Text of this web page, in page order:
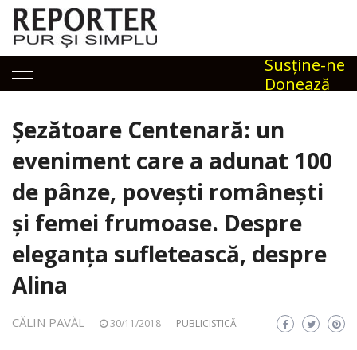
Skip
content
Susţine-ne
Donează
Șezătoare Centenară: un
eveniment care a adunat 100
de pânze, povești românești
și femei frumoase. Despre
eleganța sufletească, despre
Alina
CĂLIN PAVĂL 30/11/2018 PUBLICISTICĂ